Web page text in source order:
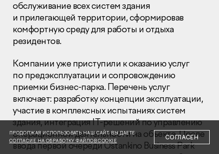
Раскрытие информации
Правовая информация
Сообщить о коррупции
Глaвный oфиc
+7 (495) 502 95 59
Отдел продаж
+7 (495) 641-35-35
Заказать звонок
© 2001-2026 Компания «Пионер»
обслуживание всех систем здания
и прилегающей территории, сформировав
комфортную среду для работы и отдыха
резидентов.
Компании уже приступили к оказанию услуг
по предэксплуатации и сопровождению
приемки бизнес-парка. Перечень услуг
включает: разработку концепции эксплуатации,
участие в комплексных испытаниях систем
здания, интеграция IT-решений по управлению
операционной деятельности на объекте. После
ввода первой очереди Ostankino Business Park
ПРОДОЛЖАЯ ИСПОЛЬЗОВАТЬ НАШ САЙТ, ВЫ ДАЕТЕ
СОГЛАСИЕ НА ОБРАБОТКУ ФАЙЛОВ COOKIE
СОГЛАСЕН